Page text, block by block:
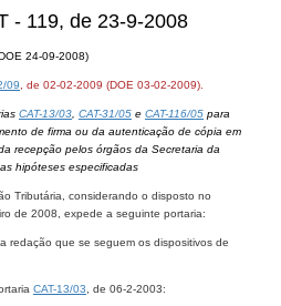
- 119, de 23-9-2008
24-09-2008)
09 , de 02-02-2009 (DOE 03-02-2009).
CAT-13/03 CAT-31/05 e CAT-116/05 para
de firma ou da autenticação de cópia em
recepção pelos órgãos da Secretaria da
hipóteses especificadas
Tributária, considerando o disposto no
de 2008, expede a seguinte portaria:
redação que se seguem os dispositivos de
CAT-13/03 , de 06-2-2003: